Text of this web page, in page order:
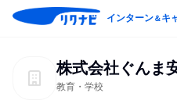
インターン＆キ
株式会社ぐんま
教育・学校